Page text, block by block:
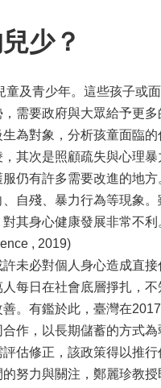
少？
及青少年。這些孩子或
需要政府與大眾給予更
為對象，分析孩童面臨
其次是照顧疏失與心理
仍有許多需要改進的地
自殘、暴力行為等現象
其身心健康發展非常不
, 2019)
未必對個人身心造成直
每日在社會底層掙扎，
。有鑑於此，臺灣在
作，以長期儲蓄的方式
估修正，該政策得以推
努力與關注，鄭麗珍教